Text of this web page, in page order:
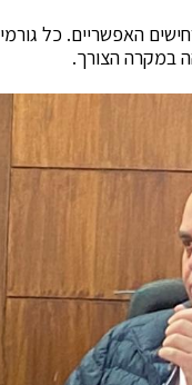
האפשריים. כל גורמי
במקרה הצורך.